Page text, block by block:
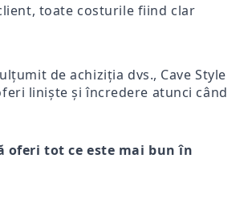
toate costurile fiind clar
de achiziția dvs., Cave Style
liniște și încredere atunci când
oferi tot ce este mai bun în